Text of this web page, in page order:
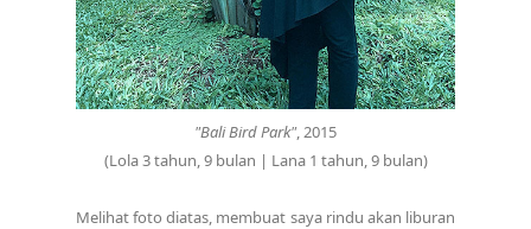
"Bali Bird Park", 2015
(Lola 3 tahun, 9 bulan | Lana 1 tahun, 9 bulan)
Melihat foto diatas, membuat saya rindu akan liburan